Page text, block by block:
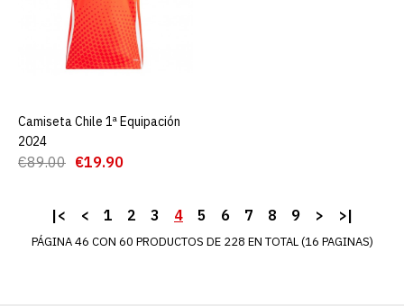
AGREGAR AL CARRO
AGREGAR AL CARRO
Camiseta Chile 1ª Equipación
2024
€89.00 €19.90
|< < 1 2 3 4 5 6 7 8 9 > >|
PÁGINA 46 CON 60 PRODUCTOS DE 228 EN TOTAL (16 PAGINAS)